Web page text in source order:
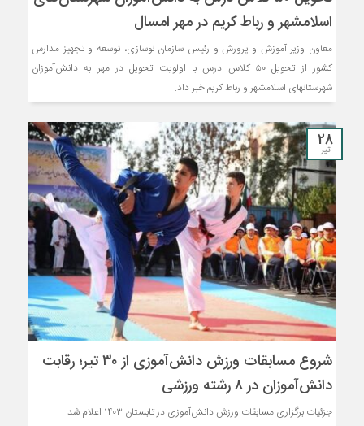
اسلامشهر و رباط کریم در مهر امسال
معاون وزیر آموزش و پرورش و رئیس سازمان نوسازی، توسعه و تجهیز مدارس
کشور از تحویل ۵۰ کلاس درس با اولویت تحویل در مهر به دانش‌آموزان
شهرستانهای اسلامشهر و رباط کریم خبر داد.
28
تیر
شروع مسابقات ورزش دانش‌آموزی از ۳۰ تیر؛ رقابت
دانش‌‌آموزان در ۸ رشته ورزشی
جزئیات برگزاری مسابقات ورزش دانش‌آموزی در تابستان ۱۴۰۳ اعلام شد.